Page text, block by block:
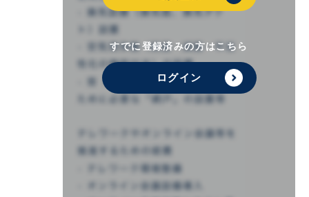
すでに登録済みの方はこちら
ログイン